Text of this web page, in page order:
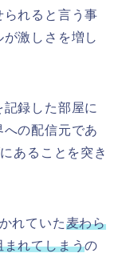
られると言う事
激しさを増し
録した部屋に
の配信元であ
あることを突き
れていた麦わら
まれてしまうの